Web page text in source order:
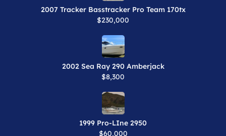
2007 Tracker Basstracker Pro Team 170tx
$230,000
2002 Sea Ray 290 Amberjack
$8,300
1999 Pro-LIne 2950
$60,000